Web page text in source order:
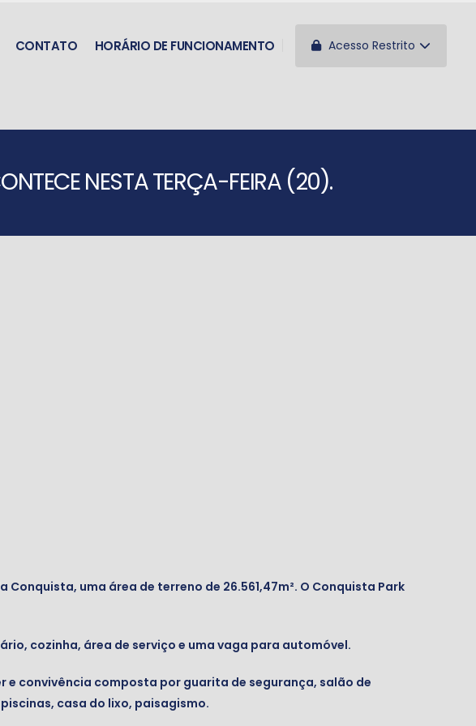
CONTATO HORÁRIO DE FUNCIONAMENTO Acesso Restrito
NESTA TERÇA-FEIRA (20).
uma área de terreno de 26.561,47m². O Conquista Park
cozinha, área de serviço e uma vaga para automóvel.
e convivência composta por guarita de segurança, salão de
casa do lixo, paisagismo.